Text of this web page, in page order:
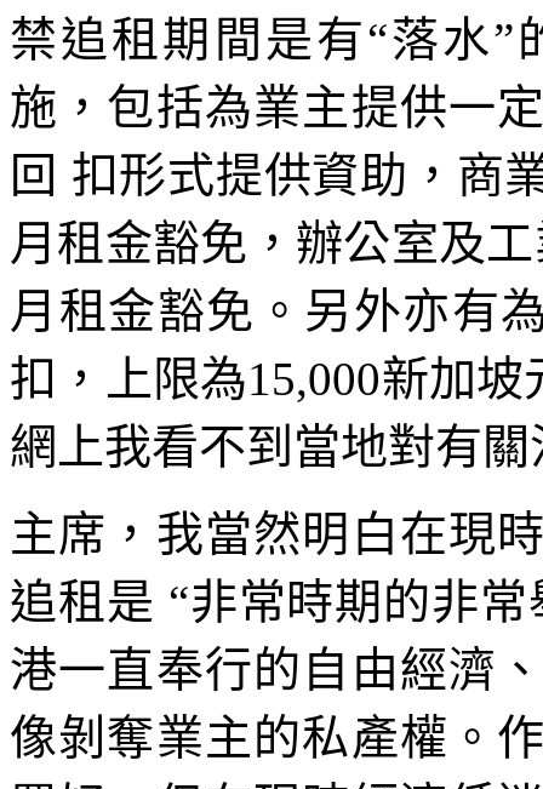
禁追租期間是有“落水
施，包括為業主提供一
回 扣形式提供資助，商
月租金豁免，辦公室及
月租金豁免。另外亦有
扣，上限為15,000新加
網上我看不到當地對有
主席，我當然明白在現
追租是 “非常時期的非
港一直奉行的自由經濟
像剝奪業主的私產權。